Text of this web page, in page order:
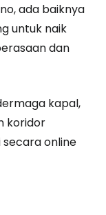
ada baiknya
untuk naik
dan
kapal,
koridor
secara online